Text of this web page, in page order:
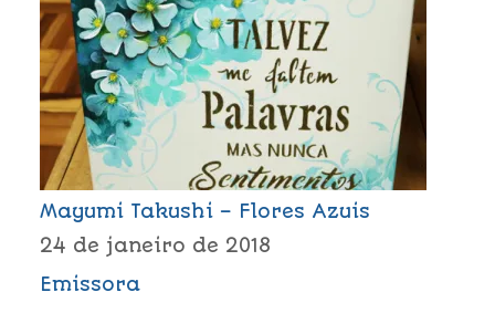
Mayumi Takushi – Flores Azuis
24 de janeiro de 2018
Emissora